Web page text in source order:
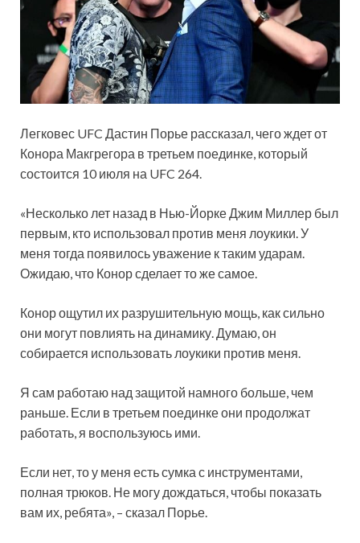
Легковес UFC Дастин Порье рассказал, чего ждет от
Конора Макгрегора в третьем поединке, который
состоится 10 июля на UFC 264.
«Несколько лет назад в Нью-Йорке Джим Миллер был
первым, кто использовал против меня лоукики. У
меня тогда появилось уважение к таким ударам.
Ожидаю, что Конор сделает то же самое.
Конор ощутил их разрушительную мощь, как сильно
они могут повлиять на динамику. Думаю, он
собирается использовать лоукики против меня.
Я сам работаю над защитой намного больше, чем
раньше. Если в третьем поединке они продолжат
работать, я воспользуюсь ими.
Если нет, то у меня есть сумка с инструментами,
полная трюков. Не могу дождаться, чтобы показать
вам их, ребята», – сказал Порье.